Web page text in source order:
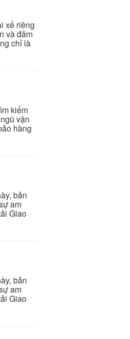
xế riêng
và đảm
chỉ là
kiếm
vận
hàng
bản
am
Giao
bản
am
Giao